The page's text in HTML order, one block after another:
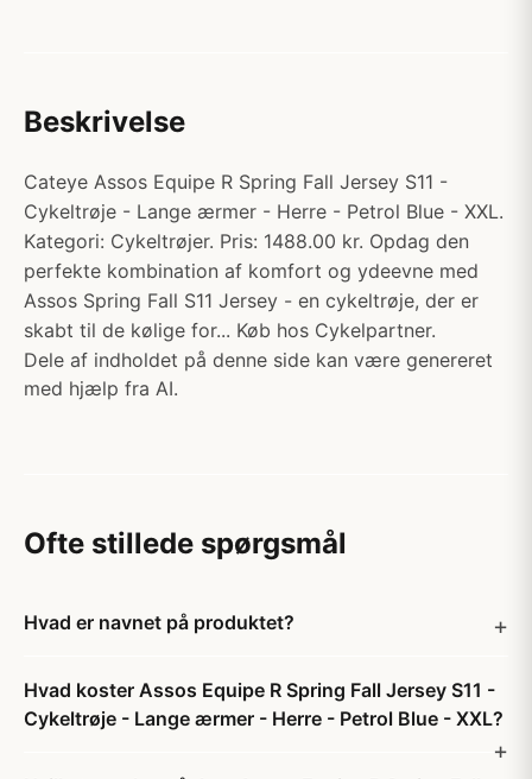
Beskrivelse
Cateye Assos Equipe R Spring Fall Jersey S11 -
Cykeltrøje - Lange ærmer - Herre - Petrol Blue - XXL.
Kategori: Cykeltrøjer. Pris: 1488.00 kr. Opdag den
perfekte kombination af komfort og ydeevne med
Assos Spring Fall S11 Jersey - en cykeltrøje, der er
skabt til de kølige for... Køb hos Cykelpartner.
Dele af indholdet på denne side kan være genereret
med hjælp fra AI.
Ofte stillede spørgsmål
Hvad er navnet på produktet?
Hvad koster Assos Equipe R Spring Fall Jersey S11 -
Cykeltrøje - Lange ærmer - Herre - Petrol Blue - XXL?